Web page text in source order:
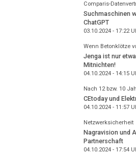
Comparis-
Suchmaschinen
ChatGPT
03.10.2024 - 17:22
Wenn Betonklötze
Jenga ist nur
Mitnichten!
04.10.2024 - 14:15
Nach 12 bzw. 10
CEtoday und
04.10.2024 - 11:57
Netzwerksicherheit
Nagravision und
Partnerschaft
04.10.2024 - 17:54